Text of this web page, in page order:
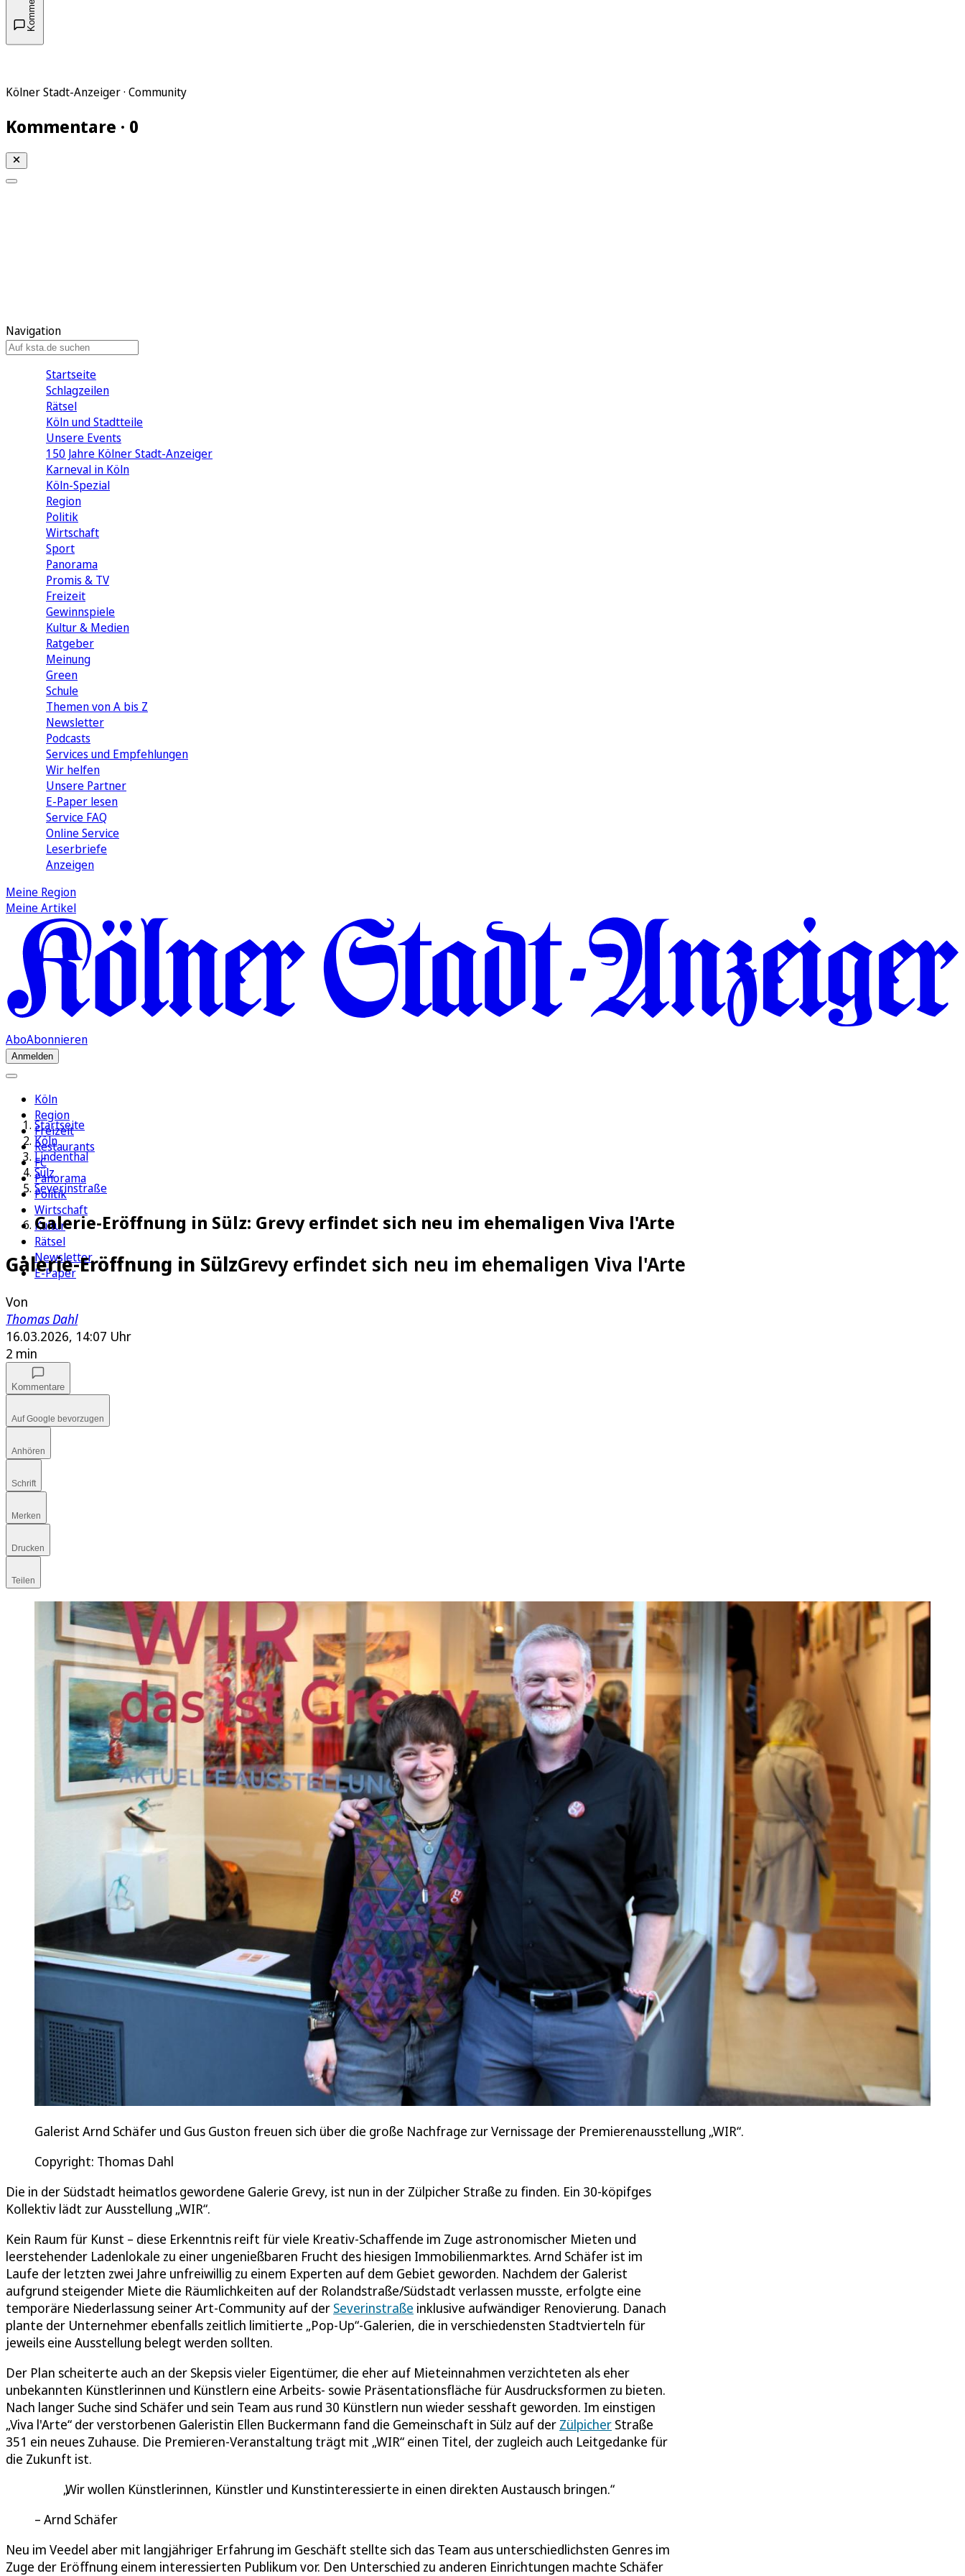
Kölner Stadt-Anzeiger · Community
Kommentare · 0
Navigation
Startseite
Schlagzeilen
Rätsel
Köln und Stadtteile
Unsere Events
150 Jahre Kölner Stadt-Anzeiger
Karneval in Köln
Köln-Spezial
Region
Politik
Wirtschaft
Sport
Panorama
Promis & TV
Freizeit
Gewinnspiele
Kultur & Medien
Ratgeber
Meinung
Green
Schule
Themen von A bis Z
Newsletter
Podcasts
Services und Empfehlungen
Wir helfen
Unsere Partner
E-Paper lesen
Service FAQ
Online Service
Leserbriefe
Anzeigen
Meine Region
Meine Artikel
AboAbonnieren
Anmelden
Köln
Region
Freizeit
Restaurants
FC
Panorama
Politik
Wirtschaft
Kultur
Rätsel
Newsletter
E-Paper
Startseite
Köln
Lindenthal
Sülz
Severinstraße
Galerie-Eröffnung in Sülz: Grevy erfindet sich neu im ehemaligen Viva l'Arte
Galerie-Eröffnung in SülzGrevy erfindet sich neu im ehemaligen Viva l'Arte
Von
Thomas Dahl
16.03.2026, 14:07 Uhr
2 min
Kommentare
Auf Google bevorzugen
Anhören
Schrift
Merken
Drucken
Teilen
Galerist Arnd Schäfer und Gus Guston freuen sich über die große Nachfrage zur Vernissage der Premierenausstellung „WIR“.
Copyright: Thomas Dahl
Die in der Südstadt heimatlos gewordene Galerie Grevy, ist nun in der Zülpicher Straße zu finden. Ein 30-köpifges
Kollektiv lädt zur Ausstellung „WIR“.
Kein Raum für Kunst – diese Erkenntnis reift für viele Kreativ-Schaffende im Zuge astronomischer Mieten und
leerstehender Ladenlokale zu einer ungenießbaren Frucht des hiesigen Immobilienmarktes. Arnd Schäfer ist im
Laufe der letzten zwei Jahre unfreiwillig zu einem Experten auf dem Gebiet geworden. Nachdem der Galerist
aufgrund steigender Miete die Räumlichkeiten auf der Rolandstraße/Südstadt verlassen musste, erfolgte eine
temporäre Niederlassung seiner Art-Community auf der Severinstraße inklusive aufwändiger Renovierung. Danach
plante der Unternehmer ebenfalls zeitlich limitierte „Pop-Up“-Galerien, die in verschiedensten Stadtvierteln für
jeweils eine Ausstellung belegt werden sollten.
Der Plan scheiterte auch an der Skepsis vieler Eigentümer, die eher auf Mieteinnahmen verzichteten als eher
unbekannten Künstlerinnen und Künstlern eine Arbeits- sowie Präsentationsfläche für Ausdrucksformen zu bieten.
Nach langer Suche sind Schäfer und sein Team aus rund 30 Künstlern nun wieder sesshaft geworden. Im einstigen
„Viva l'Arte“ der verstorbenen Galeristin Ellen Buckermann fand die Gemeinschaft in Sülz auf der Zülpicher Straße
351 ein neues Zuhause. Die Premieren-Veranstaltung trägt mit „WIR“ einen Titel, der zugleich auch Leitgedanke für
die Zukunft ist.
Wir wollen Künstlerinnen, Künstler und Kunstinteressierte in einen direkten Austausch bringen.
Arnd Schäfer
Neu im Veedel aber mit langjähriger Erfahrung im Geschäft stellte sich das Team aus unterschiedlichsten Genres im
Zuge der Eröffnung einem interessierten Publikum vor. Den Unterschied zu anderen Einrichtungen machte Schäfer